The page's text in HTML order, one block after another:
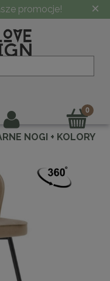
promocje! ×
NOGI + KOLORY